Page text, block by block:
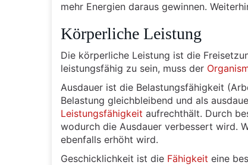
mehr Energien daraus gewinnen.
Körperliche Leistung
Die körperliche Leistung ist die
leistungsfähig zu sein, muss der
Ausdauer ist die Belastungsfähigkeit
Belastung gleichbleibend und als
Leistungsfähigkeit aufrechthält. Durch
wodurch die Ausdauer verbessert wird.
ebenfalls erhöht wird.
Geschicklichkeit ist die Fähigkeit eine